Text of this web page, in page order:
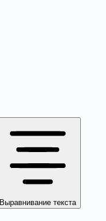
Выравнивание текста